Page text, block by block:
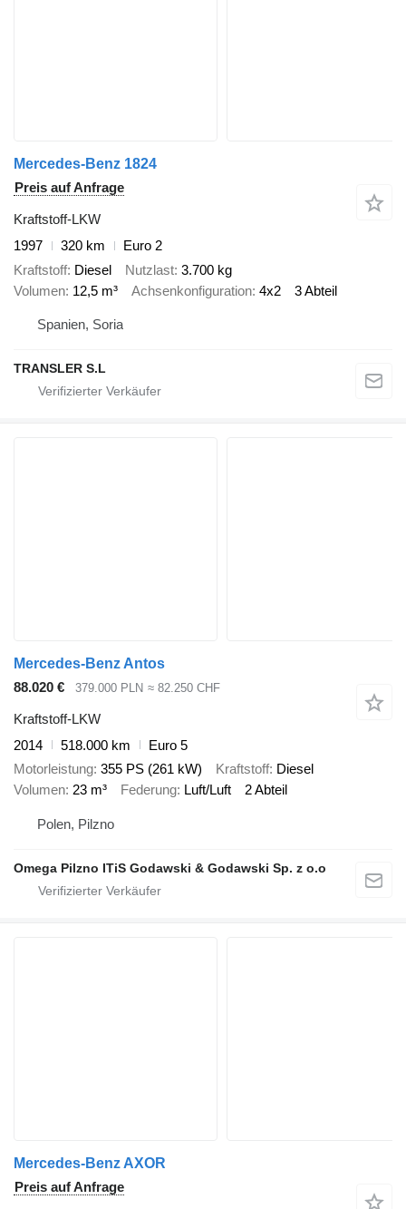
Mercedes-Benz 1824
Preis auf Anfrage
Kraftstoff-LKW
1997
320 km
Euro 2
Kraftstoff Diesel Nutzlast 3.700 kg
Volumen 12,5 m³ Achsenkonfiguration 4x2 3 Abteil
Spanien, Soria
TRANSLER S.L
Mercedes-Benz Antos
88.020 €
379.000 PLN ≈ 82.250 CHF
Kraftstoff-LKW
2014
518.000 km
Euro 5
Motorleistung 355 PS (261 kW) Kraftstoff Diesel
Volumen 23 m³ Federung Luft/Luft 2 Abteil
Polen, Pilzno
Omega Pilzno ITiS Godawski & Godawski Sp. z o.o
Mercedes-Benz AXOR
Preis auf Anfrage